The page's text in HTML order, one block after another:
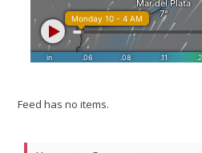
Feed has no items.